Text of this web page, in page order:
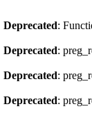
Deprecated:
Deprecated:
Deprecated:
Deprecated: